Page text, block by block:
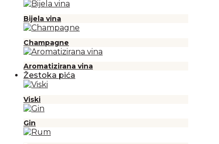
Bijela vina
Champagne
Aromatizirana vina
Žestoka pića
Viski
Gin